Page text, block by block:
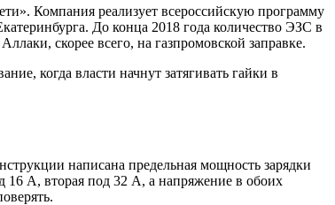
Компания реализует всероссийскую программу
До конца 2018 года количество ЭЗС в
скорее всего, на газпромовской заправке.
когда власти начнут затягивать гайки в
написана предельная мощность зарядки
16 А, вторая под 32 А, а напряжение в обоих